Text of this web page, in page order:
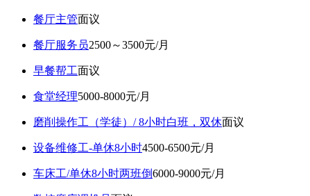
餐厅主管面议
餐厅服务员2500～3500元/月
早餐帮工面议
食堂经理5000-8000元/月
磨削操作工（学徒）/ 8小时白班，双休面议
设备维修工-单休8小时4500-6500元/月
车床工/单休8小时两班倒6000-9000元/月